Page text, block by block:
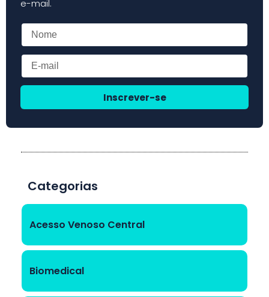
e-mail.
Inscrever-se
Categorias
Acesso Venoso Central
Biomedical